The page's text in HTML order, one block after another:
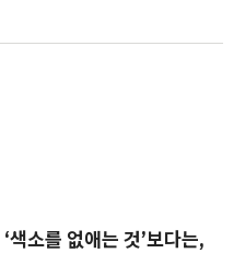
‘색소를 없애는 것’보다는,